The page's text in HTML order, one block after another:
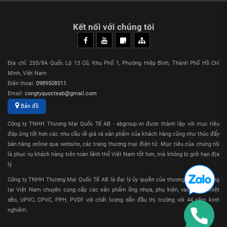
ỐNG NHỰA CPVC SCH40
ỐNG PHỤ KIỆN BỂ CÁ SANKING
VAN NHỰA ĐIỀU KHIỂN BẰNG TAY
VAN NHỰA ĐIỀU KHIỂN KHÍ VÀ ĐIỆN
KEO DÁN ỐNG NHỰA UPVC/CPVC
ỐNG VÀ PHỤ KIỆN NHỰA PPH
Đại Lý Cung Cấp Ống Nhựa UPVC Sanking
Chuẩn DIN Uy Tín
Công ty AB là đại lý ủy quyền chính thức của Sanking, chúng
tôi chuyên cung cấp các sản phẩm các sản phẩm ống, phụ
nhựa uPVC, Ống nhựa PPH, Ống nhựa PFA. Với giá thành
tốt nhất, chất lượng tốt nhất, đầy đủ CO, CQ.
Mọi yêu cầu Ống Nhựa PVC D225 Chuẩn DIN Sanking quý
khách hàng vui lòng liên hệ:
CÔNG TY TNHH THƯƠNG MẠI QUỐC TẾ AB (Công Ty AB)
Kết nối với chúng tôi
Địa chỉ: 255/9A Quốc Lộ 13 Cũ, Khu Phố 1, Phường Hiệp Bình, Thành Phố Hồ Chí
Minh, Việt Nam
Điện thoại: 0989508511
Email: congtyquocteab@gmail.com
Bản đồ
Công ty TNHH Thương Mại Quốc Tế AB - abgroup.vn được thành lập với mục tiêu
đáp ứng tốt hơn các nhu cầu về giá và sản phẩm của khách hàng cũng như thúc đẩy
bán hàng online qua website, các trang thương mại điện tử. Mục tiêu của chúng tôi
là phục vụ khách hàng trên toàn lãnh thổ Việt Nam tốt hơn, mà không bị giới hạn địa
lý.
Công ty TNHH Thương Mại Quốc Tế AB là đại lý ủy quyền của thương hiệu Sanking
tại Việt Nam chuyên cung cấp các sản phẩm ống nhựa, phụ kiện, van nhựa nhiệt
dẽo, UPVC, CPVC, PPH, PVDF với chất lượng dẫn đầu thị trường với 44 năm kinh
nghiệm.